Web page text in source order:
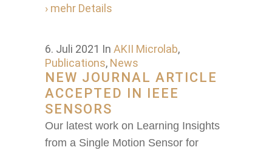
› mehr Details
6. Juli 2021 In AKII Microlab,
Publications, News
NEW JOURNAL ARTICLE
ACCEPTED IN IEEE
SENSORS
Our latest work on Learning Insights
from a Single Motion Sensor for